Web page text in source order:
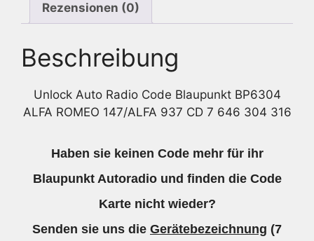
Menge
Rezensionen (0)
Beschreibung
Unlock Auto Radio Code Blaupunkt BP6304
ALFA ROMEO 147/ALFA 937 CD 7 646 304 316
Haben sie keinen Code mehr für ihr
Blaupunkt Autoradio und finden die Code
Karte nicht wieder?
Senden sie uns die Gerätebezeichnung (7